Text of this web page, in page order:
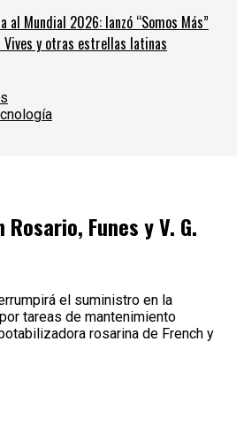
al Mundial 2026: lanzó “Somos Más”
Vives y otras estrellas latinas
Funes y V. G.
el suministro en la
tareas de mantenimiento
rosarina de French y